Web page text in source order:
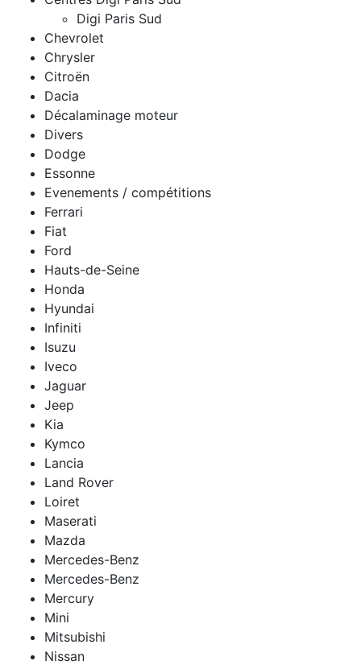
Digi Paris Sud
Chevrolet
Chrysler
Citroën
Dacia
Décalaminage moteur
Divers
Dodge
Essonne
Evenements / compétitions
Ferrari
Fiat
Ford
Hauts-de-Seine
Honda
Hyundai
Infiniti
Isuzu
Iveco
Jaguar
Jeep
Kia
Kymco
Lancia
Land Rover
Loiret
Maserati
Mazda
Mercedes-Benz
Mercedes-Benz
Mercury
Mini
Mitsubishi
Nissan